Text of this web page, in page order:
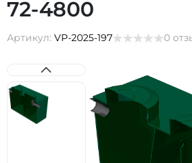
72-4800
Артикул: VP-2025-197 0